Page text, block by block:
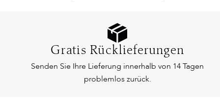
Gratis Rücklieferungen
Senden Sie Ihre Lieferung innerhalb von 14 Tagen
problemlos zurück.